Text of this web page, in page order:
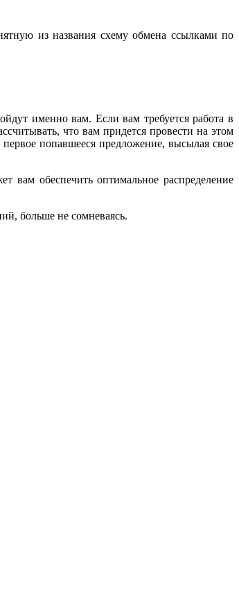
из названия схему обмена ссылками по
именно вам. Если вам требуется работа в
что вам придется провести на этом
попавшееся предложение, высылая свое
вам обеспечить оптимальное распределение
больше не сомневаясь.